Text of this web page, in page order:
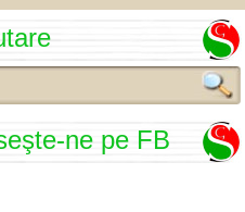
ne pe FB